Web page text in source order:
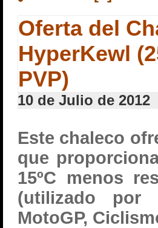
Oferta del
HyperKewl
PVP)
10 de Julio de 2012
Este chaleco
que
15ºC menos
(utilizado por
MotoGP,